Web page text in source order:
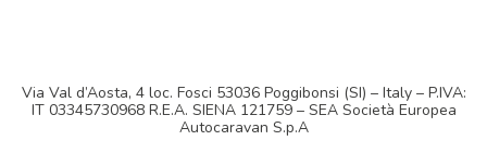
Via Val d’Aosta, 4 loc. Fosci 53036 Poggibonsi (SI) – Italy – P.IVA:
IT 03345730968 R.E.A. SIENA 121759 – SEA Società Europea
Autocaravan S.p.A